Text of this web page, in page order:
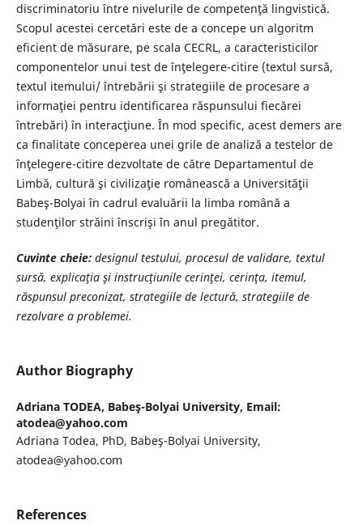
discriminatoriu între nivelurile de competenţă lingvistică.
Scopul acestei cercetări este de a concepe un algoritm
eficient de măsurare, pe scala CECRL, a caracteristicilor
componentelor unui test de înţelegere-citire (textul sursă,
textul itemului/ întrebării şi strategiile de procesare a
informaţiei pentru identificarea răspunsului fiecărei
întrebări) în interacţiune. În mod specific, acest demers are
ca finalitate conceperea unei grile de analiză a testelor de
înţelegere-citire dezvoltate de către Departamentul de
Limbă, cultură şi civilizaţie românească a Universităţii
Babeş-Bolyai în cadrul evaluării la limba română a
studenţilor străini înscrişi în anul pregătitor.
Cuvinte cheie:designul testului, procesul de validare, textul
sursă, explicaţia şi instrucţiunile cerinţei, cerinţa, itemul,
răspunsul preconizat, strategiile de lectură, strategiile de
rezolvare a problemei.
Author Biography
Adriana TODEA, Babeş-Bolyai University, Email:
atodea@yahoo.com
Adriana Todea, PhD, Babeş-Bolyai University,
atodea@yahoo.com
References